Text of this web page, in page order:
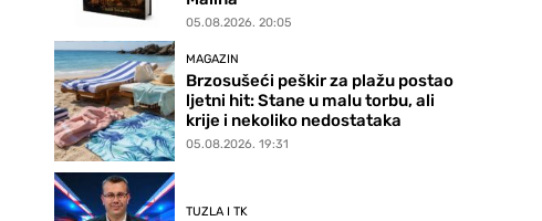
05.08.2026. 20:05
MAGAZIN
Brzosušeći peškir za plažu postao
ljetni hit: Stane u malu torbu, ali
krije i nekoliko nedostataka
05.08.2026. 19:31
TUZLA I TK